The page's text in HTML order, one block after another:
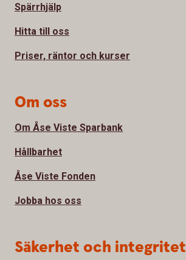
Spärrhjälp
Hitta till oss
Priser, räntor och kurser
Om oss
Om Åse Viste Sparbank
Hållbarhet
Åse Viste Fonden
Jobba hos oss
Säkerhet och integritet